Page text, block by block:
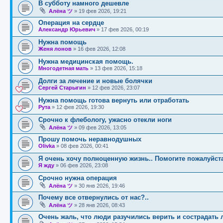
В субботу намного дешевле
Алёна ツ » 19 фев 2026, 19:21
Операция на сердце
Александр Юрьевич » 17 фев 2026, 00:19
Нужна помощь
Женя лонов » 16 фев 2026, 12:08
Нужна медицинская помощь.
Многодетная мать » 13 фев 2026, 15:18
Долги за лечение и новые болячки
Сергей Старыгин » 12 фев 2026, 23:07
Нужна помощь готова вернуть или отработать
Рута » 12 фев 2026, 19:30
Срочно к флебологу, ужасно отекли ноги
Алёна ツ » 09 фев 2026, 13:05
Прошу помочь неравнодушных
Olivka » 08 фев 2026, 00:41
Я очень хочу полноценную жизнь.. Помогите
Я жду » 06 фев 2026, 23:08
Срочно нужна операция
Алёна ツ » 30 янв 2026, 19:46
Почему все отвернулись от нас?..
Алёна ツ » 28 янв 2026, 08:43
Очень жаль, что люди разучились верить и сострадать